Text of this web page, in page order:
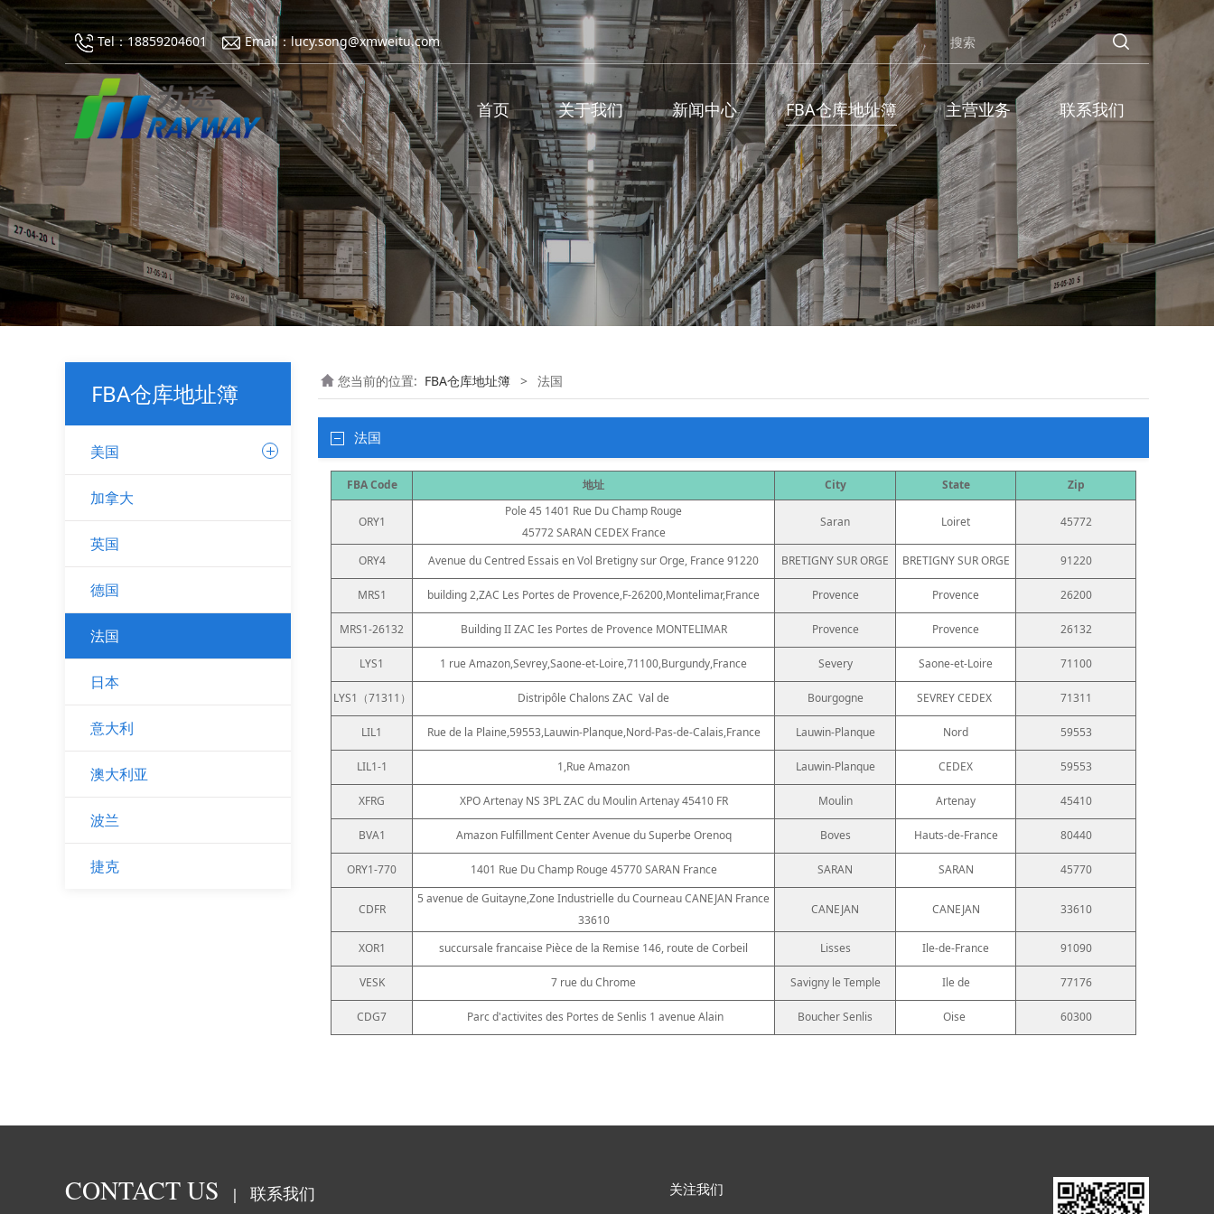
Tel：18859204601 Email：lucy.song@xmweitu.com
首页 关于我们 新闻中心 FBA仓库地址簿 主营业务 联系我们
FBA仓库地址簿
美国
加拿大
英国
德国
法国
日本
意大利
澳大利亚
波兰
捷克
您当前的位置: FBA仓库地址簿 > 法国
法国
FBA Code 地址 City State Zip
ORY1
Pole 45 1401 Rue Du Champ Rouge
45772 SARAN CEDEX France
Saran Loiret 45772
ORY4 Avenue du Centred Essais en Vol Bretigny sur Orge, France 91220 BRETIGNY SUR ORGE BRETIGNY SUR ORGE 91220
MRS1 building 2,ZAC Les Portes de Provence,F-26200,Montelimar,France Provence Provence 26200
MRS1-26132 Building II ZAC Ies Portes de Provence MONTELIMAR Provence Provence 26132
LYS1 1 rue Amazon,Sevrey,Saone-et-Loire,71100,Burgundy,France Severy Saone-et-Loire 71100
LYS1（71311） Distripôle Chalons ZAC Val de Bourgogne SEVREY CEDEX 71311
LIL1 Rue de la Plaine,59553,Lauwin-Planque,Nord-Pas-de-Calais,France Lauwin-Planque Nord 59553
LIL1-1 1,Rue Amazon Lauwin-Planque CEDEX 59553
XFRG XPO Artenay NS 3PL ZAC du Moulin Artenay 45410 FR Moulin Artenay 45410
BVA1 Amazon Fulfillment Center Avenue du Superbe Orenoq Boves Hauts-de-France 80440
ORY1-770 1401 Rue Du Champ Rouge 45770 SARAN France SARAN SARAN 45770
CDFR
5 avenue de Guitayne,Zone Industrielle du Courneau CANEJAN France
33610
CANEJAN CANEJAN 33610
XOR1 succursale francaise Pièce de la Remise 146, route de Corbeil Lisses Ile-de-France 91090
VESK 7 rue du Chrome Savigny le Temple Ile de 77176
CDG7 Parc d'activites des Portes de Senlis 1 avenue Alain Boucher Senlis Oise 60300
CONTACT US | 联系我们 关注我们